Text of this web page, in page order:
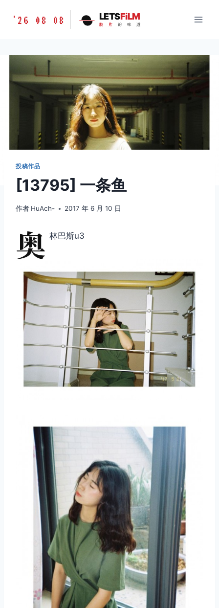
胶
味
LETSFILM
'26 08 08 LETSFiLM
胶 片 的 味 道
投稿作品
[13795] 一条鱼
作者 HuAch- 2017 年 6 月 10 日
奥 林巴斯u3